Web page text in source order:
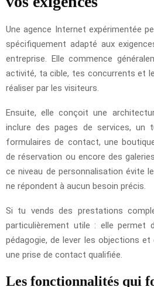
Une agence Internet expérimentée
spécifiquement adapté aux
entreprise. Elle commence
activité, ta cible, tes concurrents et
réaliser par les visiteurs.
Ensuite, elle conçoit une
inclure des pages de services, un
formulaires de contact, une
de réservation ou encore des
ce niveau de personnalisation évite
ne répondent à aucun besoin précis.
Si tu vends des prestations
particulièrement utile : elle permet
pédagogie, de lever les objections
une prise de contact qualifiée.
Les fonctionnalités qui